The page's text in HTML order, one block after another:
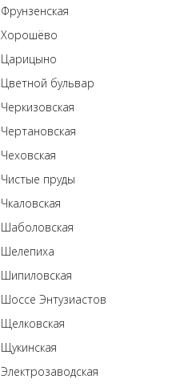
Фрунзенская
Хорошёво
Царицыно
Цветной бульвар
Черкизовская
Чертановская
Чеховская
Чистые пруды
Чкаловская
Шаболовская
Шелепиха
Шипиловская
Шоссе Энтузиастов
Щелковская
Щукинская
Электрозаводская